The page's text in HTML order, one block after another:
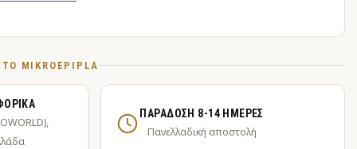
MIKROEPIPLA
ΠΑΡΆΔΟΣΗ 8-14 ΗΜΈΡΕΣ
Πανελλαδική αποστολή